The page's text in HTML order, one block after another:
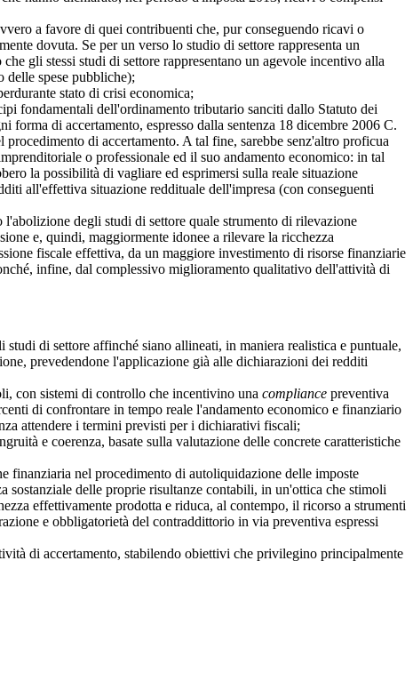
a favore di quei contribuenti che, pur conseguendo ricavi o
dovuta. Se per un verso lo studio di settore rappresenta un
gli stessi studi di settore rappresentano un agevole incentivo alla
delle spese pubbliche);
stato di crisi economica;
fondamentali dell'ordinamento tributario sanciti dallo Statuto dei
di accertamento, espresso dalla sentenza 18 dicembre 2006 C.
di accertamento. A tal fine, sarebbe senz'altro proficua
o professionale ed il suo andamento economico: in tal
la possibilità di vagliare ed esprimersi sulla reale situazione
all'effettiva situazione reddituale dell'impresa (con conseguenti
degli studi di settore quale strumento di rilevazione
e, quindi, maggiormente idonee a rilevare la ricchezza
fiscale effettiva, da un maggiore investimento di risorse finanziarie
infine, dal complessivo miglioramento qualitativo dell'attività di
di settore affinché siano allineati, in maniera realistica e puntuale,
prevedendone l'applicazione già alle dichiarazioni dei redditi
con sistemi di controllo che incentivino una compliance preventiva
di confrontare in tempo reale l'andamento economico e finanziario
attendere i termini previsti per i dichiarativi fiscali;
e coerenza, basate sulla valutazione delle concrete caratteristiche
nel procedimento di autoliquidazione delle imposte
sostanziale delle proprie risultanze contabili, in un'ottica che stimoli
effettivamente prodotta e riduca, al contempo, il ricorso a strumenti
e obbligatorietà del contraddittorio in via preventiva espressi
di accertamento, stabilendo obiettivi che privilegino principalmente